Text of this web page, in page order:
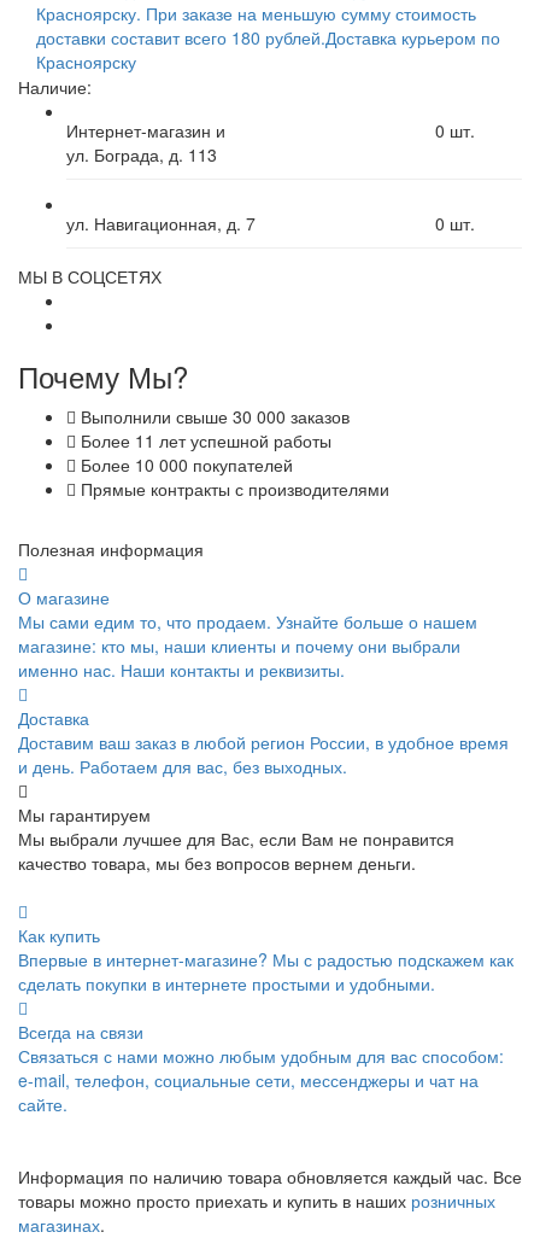
Красноярску. При заказе на меньшую сумму стоимость
доставки составит всего 180 рублей.Доставка курьером по
Красноярску
Наличие:
Интернет-магазин и
ул. Бограда, д. 113
0 шт.
ул. Навигационная, д. 7 0 шт.
МЫ В СОЦСЕТЯХ
Почему Мы?
Выполнили свыше 30 000 заказов
Более 11 лет успешной работы
Более 10 000 покупателей
Прямые контракты с производителями
Полезная информация
О магазине
Мы сами едим то, что продаем. Узнайте больше о нашем
магазине: кто мы, наши клиенты и почему они выбрали
именно нас. Наши контакты и реквизиты.
Доставка
Доставим ваш заказ в любой регион России, в удобное время
и день. Работаем для вас, без выходных.
Мы гарантируем
Мы выбрали лучшее для Вас, если Вам не понравится
качество товара, мы без вопросов вернем деньги.
Как купить
Впервые в интернет-магазине? Мы с радостью подскажем как
сделать покупки в интернете простыми и удобными.
Всегда на связи
Связаться с нами можно любым удобным для вас способом:
e-mail, телефон, социальные сети, мессенджеры и чат на
сайте.
Информация по наличию товара обновляется каждый час. Все
товары можно просто приехать и купить в наших розничных
магазинах.